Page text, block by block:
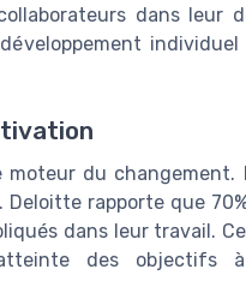
dans leur
du changement.
rapporte que
dans leur travail.
des objectifs